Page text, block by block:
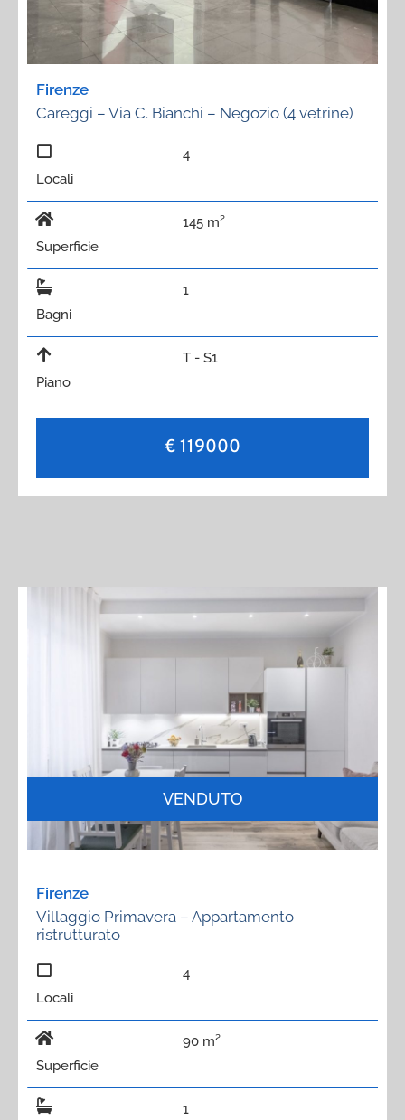
Firenze
Careggi – Via C. Bianchi – Negozio (4 vetrine)
Locali
4
Superficie
145 m²
Bagni
1
Piano
T - S1
€ 119000
VENDUTO
Firenze
Villaggio Primavera – Appartamento
ristrutturato
Locali
4
Superficie
90 m²
1